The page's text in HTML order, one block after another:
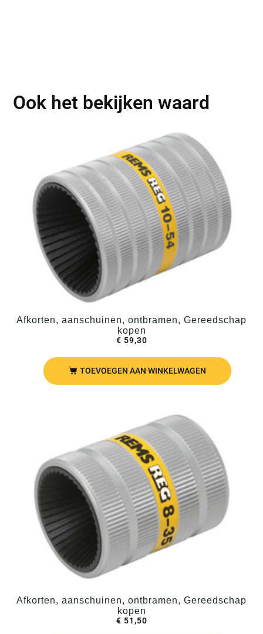
Ook het bekijken waard
Afkorten, aanschuinen, ontbramen, Gereedschap
kopen
€ 59,30
TOEVOEGEN AAN WINKELWAGEN
Afkorten, aanschuinen, ontbramen, Gereedschap
kopen
€ 51,50